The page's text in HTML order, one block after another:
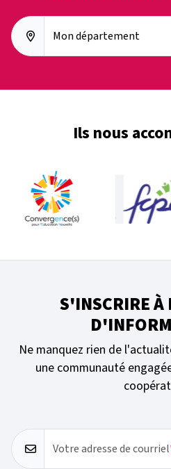
Mon département
Ils nous
S'INSCRIRE À
Ne manquez rien de
une communauté
Votre adresse de courriel